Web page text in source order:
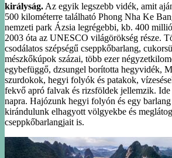
királyság. Az egyik legszebb vidék, amit
500 kilométerre található Phong Nha Ke
nemzeti park Ázsia legrégebbi, kb. 400
2003 óta az UNESCO világörökség része.
csodálatos szépségű cseppkőbarlang,
mészkőkúpok százai, több ezer
egybefüggő, dzsungel borította hegyvidék,
szurdokok, hegyi folyók és patakok,
fekvő apró falvak és rizsföldek jellemzik.
napra. Hajózunk hegyi folyón és egy barlang
kirándulunk elhagyott völgyekbe és
cseppkőbarlangjait is.